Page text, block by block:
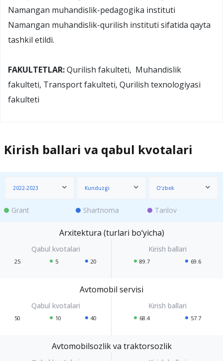
Namangan muhandislik-pedagogika instituti
Namangan muhandislik-qurilish instituti sifatida qayta
tashkil etildi.
FAKULTETLAR:Qurilish fakulteti, Muhandislik
fakulteti, Transport fakulteti, Qurilish texnologiyasi
fakulteti
Kirish ballari va qabul kvotalari
2022-2023 Kunduzgi O‘zbek
Grant Shartnoma Tanlov
Arxitektura (turlari bo‘yicha)
25 5 20 89.7 69.6
Avtomobil servisi
50 10 40 68.4 57.7
Avtomobilsozlik va traktorsozlik